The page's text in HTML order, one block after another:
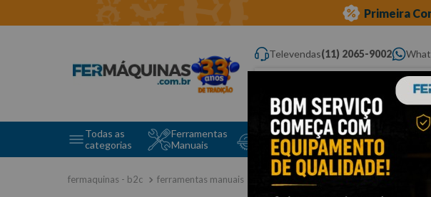
Primeira
Televendas(11) 2065-9002
Digite aqui o que você procura...
Todas as
categorias
Ferramentas
Manuais
Ferramentas Elétricas
e Máquinas
ferramentas manuais pontas bits